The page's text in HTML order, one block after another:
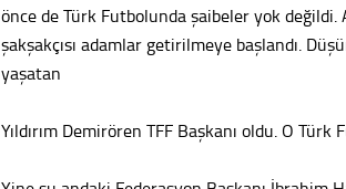
önce de Türk Futbolunda şaibeler yok değildi.
şakşakçısı adamlar getirilmeye başlandı.
yaşatan
Yıldırım Demirören TFF Başkanı oldu. O